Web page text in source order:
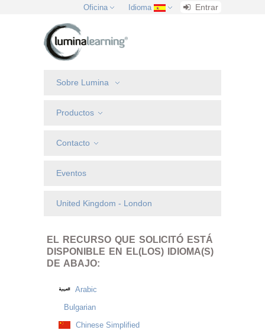
Oficina Idioma Entrar
Sobre Lumina
Productos
Contacto
Eventos
United Kingdom - London
EL RECURSO QUE SOLICITÓ ESTÁ
DISPONIBLE EN EL(LOS) IDIOMA(S)
DE ABAJO:
Arabic
Bulgarian
Chinese Simplified